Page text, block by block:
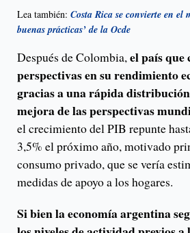
Lea también: Costa Rica se convierte en el
buenas prácticas’ de la Ocde
Después de Colombia,el país que
perspectivas en su rendimiento
gracias a una rápida
mejora de las perspectivas
el crecimiento del PIB repunte
3,5% el próximo año, motivado
consumo privado, que se vería
medidas de apoyo a los hogares.
Si bien la economía argentina